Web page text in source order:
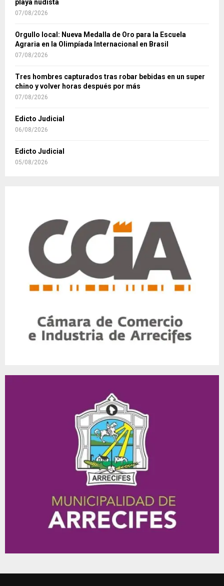
playa nudista
07/08/2026
Orgullo local: Nueva Medalla de Oro para la Escuela
Agraria en la Olimpíada Internacional en Brasil
07/08/2026
Tres hombres capturados tras robar bebidas en un super
chino y volver horas después por más
07/08/2026
Edicto Judicial
06/08/2026
Edicto Judicial
05/08/2026